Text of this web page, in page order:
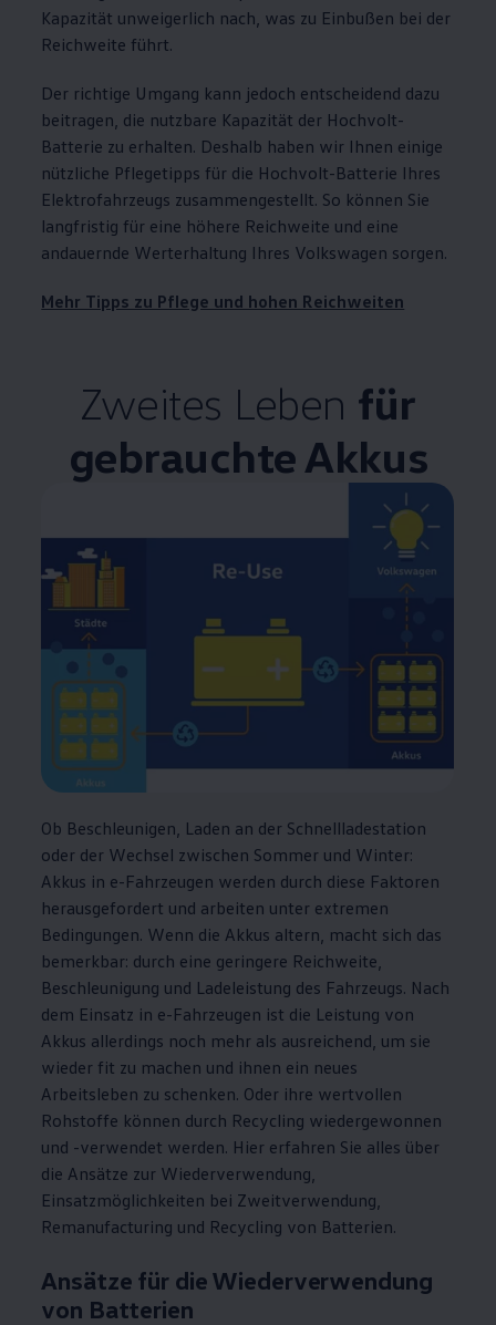
Kapazität unweigerlich nach, was zu Einbußen bei der
Reichweite führt.
Der richtige Umgang kann jedoch entscheidend dazu
beitragen, die nutzbare Kapazität der Hochvolt-
Batterie zu erhalten. Deshalb haben wir Ihnen einige
nützliche Pflegetipps für die Hochvolt-Batterie Ihres
Elektrofahrzeugs zusammengestellt. So können Sie
langfristig für eine höhere Reichweite und eine
andauernde Werterhaltung Ihres Volkswagen sorgen.
Mehr Tipps zu Pflege und hohen Reichweiten
Zweites Leben für
gebrauchte Akkus
Ob Beschleunigen, Laden an der Schnellladestation
oder der Wechsel zwischen Sommer und Winter:
Akkus in e-Fahrzeugen werden durch diese Faktoren
herausgefordert und arbeiten unter extremen
Bedingungen. Wenn die Akkus altern, macht sich das
bemerkbar: durch eine geringere Reichweite,
Beschleunigung und Ladeleistung des Fahrzeugs. Nach
dem Einsatz in e-Fahrzeugen ist die Leistung von
Akkus allerdings noch mehr als ausreichend, um sie
wieder fit zu machen und ihnen ein neues
Arbeitsleben zu schenken. Oder ihre wertvollen
Rohstoffe können durch Recycling wiedergewonnen
und -verwendet werden. Hier erfahren Sie alles über
die Ansätze zur Wiederverwendung,
Einsatzmöglichkeiten bei Zweitverwendung,
Remanufacturing und Recycling von Batterien.
Ansätze für die Wiederverwendung
von Batterien